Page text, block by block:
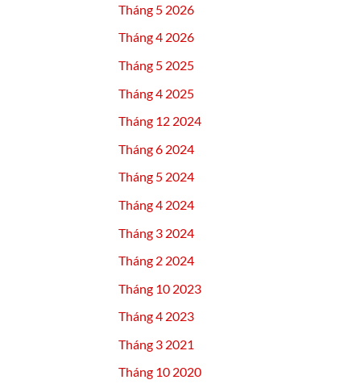
Tháng 5 2026
Tháng 4 2026
Tháng 5 2025
Tháng 4 2025
Tháng 12 2024
Tháng 6 2024
Tháng 5 2024
Tháng 4 2024
Tháng 3 2024
Tháng 2 2024
Tháng 10 2023
Tháng 4 2023
Tháng 3 2021
Tháng 10 2020